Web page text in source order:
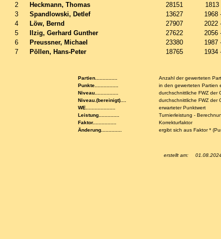
2
Heckmann, Thomas 28151
3
Spandlowski, Detlef 13627
1968
4
Löw, Bernd 27907
2022
5
Ilzig, Gerhard Gunther 27622
2056
6
Preussner, Michael 23380
1987
7
Pöllen, Hans-Peter 18765 1934
Partien...............
Anzahl der gewerteten
Punkte................
in den gewerteten Partien
Niveau................
durchschnittliche FWZ der
Niveau.(bereinigt)....
durchschnittliche FWZ der
WE....................
erwarteter Punktwert
Leistung..............
Turnierleistung -
Faktor................
Korrekturfaktor
Änderung..............
ergibt sich aus Faktor *
erstellt am: